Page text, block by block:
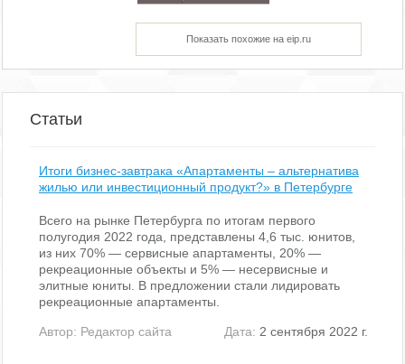
Показать похожие на eip.ru
Статьи
Итоги бизнес-завтрака «Апартаменты – альтернатива
жилью или инвестиционный продукт?» в Петербурге
Всего на рынке Петербурга по итогам первого
полугодия 2022 года, представлены 4,6 тыс. юнитов,
из них 70% — сервисные апартаменты, 20% —
рекреационные объекты и 5% — несервисные и
элитные юниты. В предложении стали лидировать
рекреационные апартаменты.
Автор: Редактор сайта Дата: 2 сентября 2022 г.